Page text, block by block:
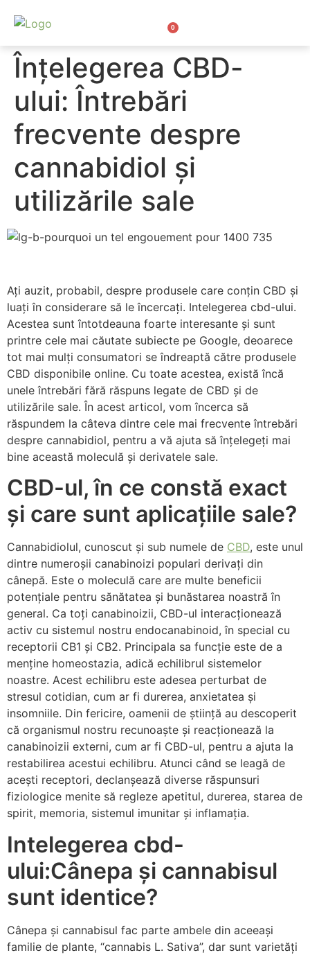
0
Înțelegerea CBD-
ului: Întrebări
frecvente despre
cannabidiol și
utilizările sale
Ați auzit, probabil, despre produsele care conțin CBD și
luați în considerare să le încercați. Intelegerea cbd-ului.
Acestea sunt întotdeauna foarte interesante și sunt
printre cele mai căutate subiecte pe Google, deoarece
tot mai mulți consumatori se îndreaptă către produsele
CBD disponibile online. Cu toate acestea, există încă
unele întrebări fără răspuns legate de CBD și de
utilizările sale. În acest articol, vom încerca să
răspundem la câteva dintre cele mai frecvente întrebări
despre cannabidiol, pentru a vă ajuta să înțelegeți mai
bine această moleculă și derivatele sale.
CBD-ul, în ce constă exact
și care sunt aplicațiile sale?
Cannabidiolul, cunoscut și sub numele de CBD, este unul
dintre numeroșii canabinoizi populari derivați din
cânepă. Este o moleculă care are multe beneficii
potențiale pentru sănătatea și bunăstarea noastră în
general. Ca toți canabinoizii, CBD-ul interacționează
activ cu sistemul nostru endocanabinoid, în special cu
receptorii CB1 și CB2. Principala sa funcție este de a
menține homeostazia, adică echilibrul sistemelor
noastre. Acest echilibru este adesea perturbat de
stresul cotidian, cum ar fi durerea, anxietatea și
insomniile. Din fericire, oamenii de știință au descoperit
că organismul nostru recunoaște și reacționează la
canabinoizii externi, cum ar fi CBD-ul, pentru a ajuta la
restabilirea acestui echilibru. Atunci când se leagă de
acești receptori, declanșează diverse răspunsuri
fiziologice menite să regleze apetitul, durerea, starea de
spirit, memoria, sistemul imunitar și inflamația.
Intelegerea cbd-
ului:Cânepa și cannabisul
sunt identice?
Cânepa și cannabisul fac parte ambele din aceeași
familie de plante, “cannabis L. Sativa”, dar sunt varietăți